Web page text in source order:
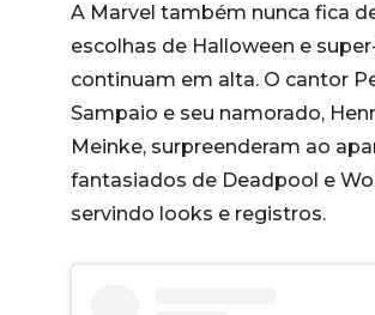
A Marvel também nunca fica
escolhas de Halloween e
continuam em alta. O cantor
Sampaio e seu namorado,
Meinke, surpreenderam ao
fantasiados de Deadpool e
servindo looks e registros.